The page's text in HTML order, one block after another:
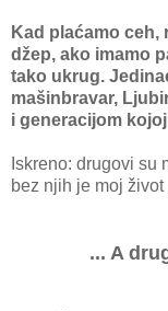
Kad plaćamo ceh,
džep, ako imamo
tako ukrug.
mašinbravar,
i generacijom
Iskreno: drugovi su
bez njih je moj
... A